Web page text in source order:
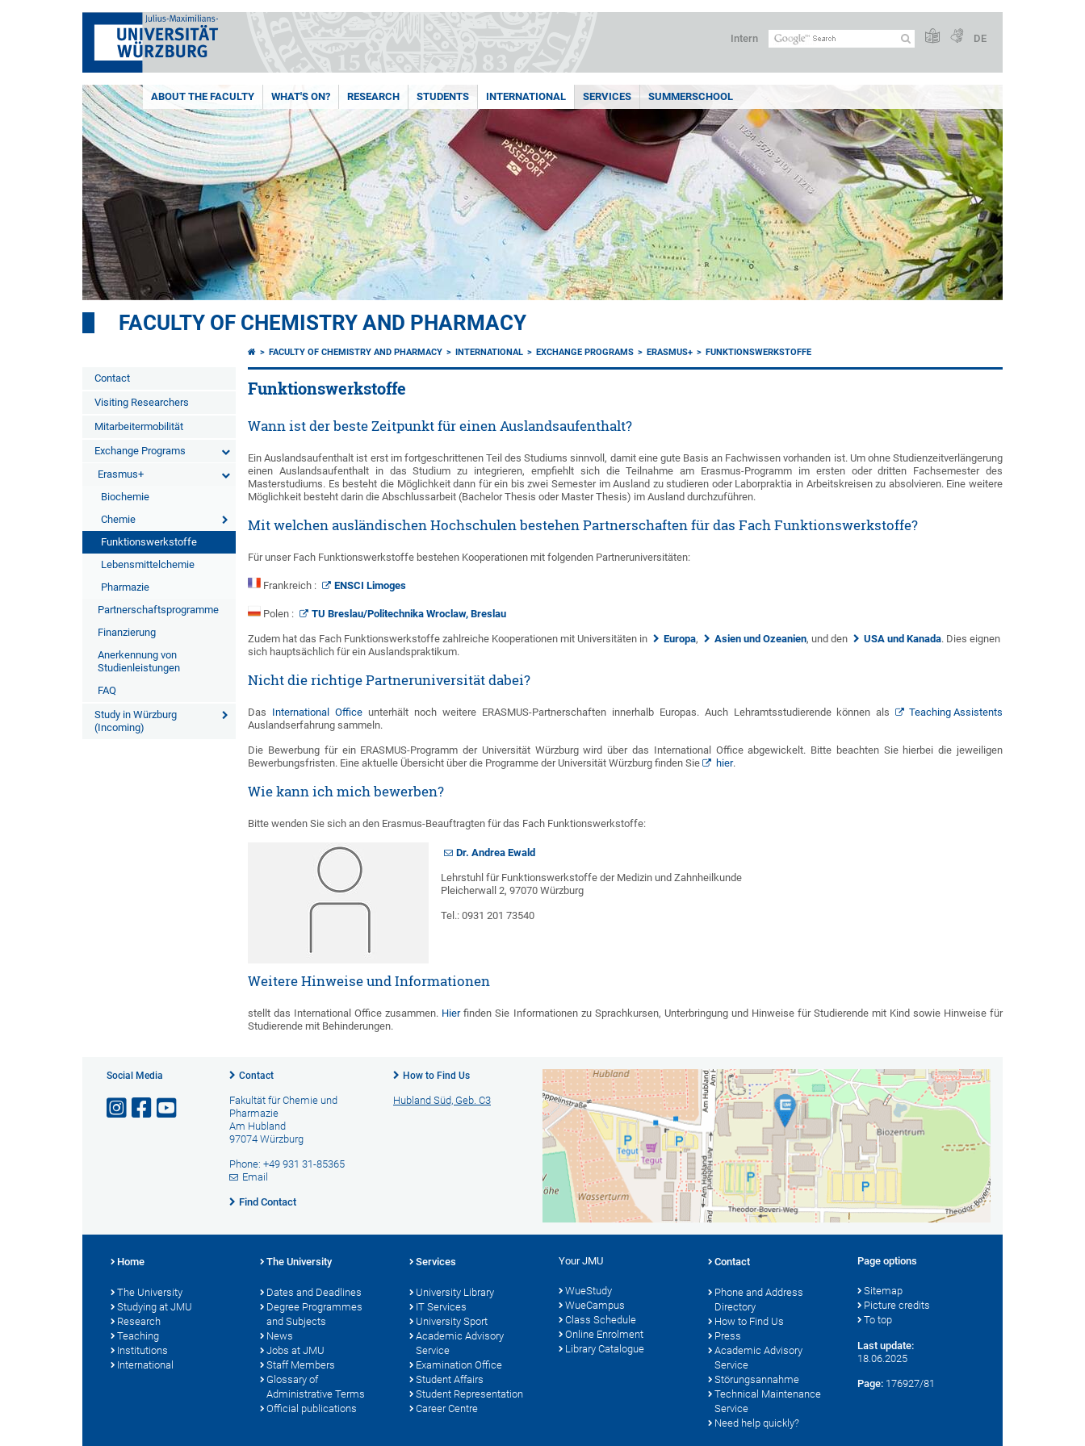
Intern DE
ABOUT THE FACULTY WHAT'S ON? RESEARCH STUDENTS INTERNATIONAL SERVICES SUMMERSCHOOL
FACULTY OF CHEMISTRY AND PHARMACY
Contact
Visiting Researchers
Mitarbeitermobilität
Exchange Programs
Erasmus+
Biochemie
Chemie
Funktionswerkstoffe
Lebensmittelchemie
Pharmazie
Partnerschaftsprogramme
Finanzierung
Anerkennung von
Studienleistungen
FAQ
Study in Würzburg
(Incoming)
FACULTY OF CHEMISTRY AND PHARMACY INTERNATIONAL EXCHANGE PROGRAMS ERASMUS+ FUNKTIONSWERKSTOFFE
Funktionswerkstoffe
Wann ist der beste Zeitpunkt für einen Auslandsaufenthalt?
Ein Auslandsaufenthalt ist erst im fortgeschrittenen Teil des Studiums sinnvoll, damit eine gute Basis an Fachwissen vorhanden ist. Um ohne Studienzeitverlängerung
einen Auslandsaufenthalt in das Studium zu integrieren, empfiehlt sich die Teilnahme am Erasmus-Programm im ersten oder dritten Fachsemester des
Masterstudiums. Es besteht die Möglichkeit dann für ein bis zwei Semester im Ausland zu studieren oder Laborpraktia in Arbeitskreisen zu absolvieren. Eine weitere
Möglichkeit besteht darin die Abschlussarbeit (Bachelor Thesis oder Master Thesis) im Ausland durchzuführen.
Mit welchen ausländischen Hochschulen bestehen Partnerschaften für das Fach Funktionswerkstoffe?
Für unser Fach Funktionswerkstoffe bestehen Kooperationen mit folgenden Partneruniversitäten:
Frankreich : ENSCI Limoges
Polen : TU Breslau/Politechnika Wroclaw, Breslau
Zudem hat das Fach Funktionswerkstoffe zahlreiche Kooperationen mit Universitäten in Europa, Asien und Ozeanien, und den USA und Kanada. Dies eignen
sich hauptsächlich für ein Auslandspraktikum.
Nicht die richtige Partneruniversität dabei?
Das International Office unterhält noch weitere ERASMUS-Partnerschaften innerhalb Europas. Auch Lehramtsstudierende können als
Teaching Assistents
Auslandserfahrung sammeln.
Die Bewerbung für ein ERASMUS-Programm der Universität Würzburg wird über das International Office abgewickelt. Bitte beachten Sie hierbei die jeweiligen
Bewerbungsfristen. Eine aktuelle Übersicht über die Programme der Universität Würzburg finden Sie
hier.
Wie kann ich mich bewerben?
Bitte wenden Sie sich an den Erasmus-Beauftragten für das Fach Funktionswerkstoffe:
Dr. Andrea Ewald
Lehrstuhl für Funktionswerkstoffe der Medizin und Zahnheilkunde
Pleicherwall 2, 97070 Würzburg
Tel.: 0931 201 73540
Weitere Hinweise und Informationen
stellt das International Office zusammen. Hierfinden Sie Informationen zu Sprachkursen, Unterbringung und Hinweise für Studierende mit Kind sowie Hinweise für
Studierende mit Behinderungen.
Social Media Contact
Fakultät für Chemie und
Pharmazie
Am Hubland
97074 Würzburg
Phone: +49 931 31-85365
Email
Find Contact
How to Find Us
Hubland Süd, Geb. C3
Home
The University
Studying at JMU
Research
Teaching
Institutions
International
The University
Dates and Deadlines
Degree Programmes
and Subjects
News
Jobs at JMU
Staff Members
Glossary of
Administrative Terms
Official publications
Services
University Library
IT Services
University Sport
Academic Advisory
Service
Examination Office
Student Affairs
Student Representation
Career Centre
Your JMU
WueStudy
WueCampus
Class Schedule
Online Enrolment
Library Catalogue
Contact
Phone and Address
Directory
How to Find Us
Press
Academic Advisory
Service
Störungsannahme
Technical Maintenance
Service
Need help quickly?
Page options
Sitemap
Picture credits
To top
Last update:
18.06.2025
Page: 176927/81